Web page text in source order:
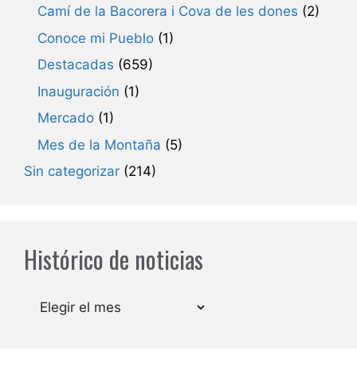
Camí de la Bacorera i Cova de les dones (2)
Conoce mi Pueblo (1)
Destacadas (659)
Inauguración (1)
Mercado (1)
Mes de la Montaña (5)
Sin categorizar (214)
Histórico de noticias
Archivos